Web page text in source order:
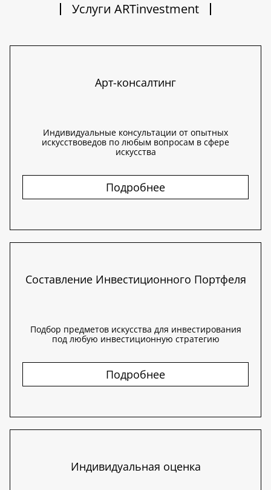
Услуги ARTinvestment
Арт-консалтинг
Индивидуальные консультации от опытных
искусствоведов по любым вопросам в сфере
искусства
Подробнее
Составление Инвестиционного Портфеля
Подбор предметов искусства для инвестирования
под любую инвестиционную стратегию
Подробнее
Индивидуальная оценка